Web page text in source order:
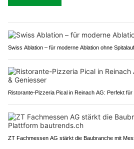
Swiss Ablation – für moderne Ablation ohne
Ristorante-Pizzeria Pical in Reinach AG: Perfekt
ZT Fachmessen AG stärkt die Baubranche mit